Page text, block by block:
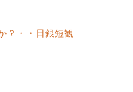
？・・日銀短観